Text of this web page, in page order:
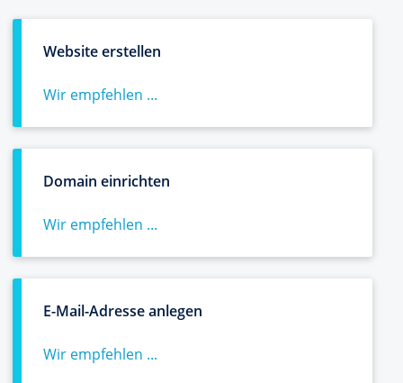
Website erstellen
Wir empfehlen ...
Domain einrichten
Wir empfehlen ...
E-Mail-Adresse anlegen
Wir empfehlen ...